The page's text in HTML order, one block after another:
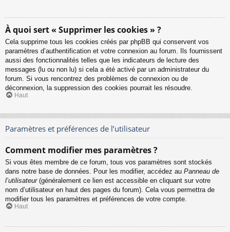
À quoi sert « Supprimer les cookies » ?
Cela supprime tous les cookies créés par phpBB qui conservent vos
paramètres d’authentification et votre connexion au forum. Ils fournissent
aussi des fonctionnalités telles que les indicateurs de lecture des
messages (lu ou non lu) si cela a été activé par un administrateur du
forum. Si vous rencontrez des problèmes de connexion ou de
déconnexion, la suppression des cookies pourrait les résoudre.
Haut
Paramètres et préférences de l’utilisateur
Comment modifier mes paramètres ?
Si vous êtes membre de ce forum, tous vos paramètres sont stockés
dans notre base de données. Pour les modifier, accédez au Panneau de
l’utilisateur(généralement ce lien est accessible en cliquant sur votre
nom d’utilisateur en haut des pages du forum). Cela vous permettra de
modifier tous les paramètres et préférences de votre compte.
Haut